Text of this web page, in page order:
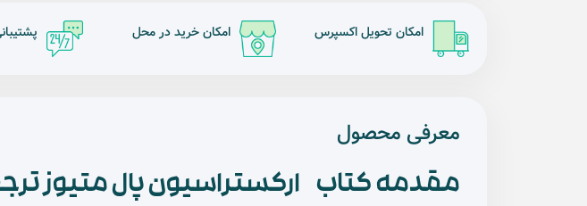
امکان تحویل اکسپرس امکان خرید در محل پشتیبانی 24
معرفی محصول
مقدمه کتاب ارکستراسیون پال متیوز